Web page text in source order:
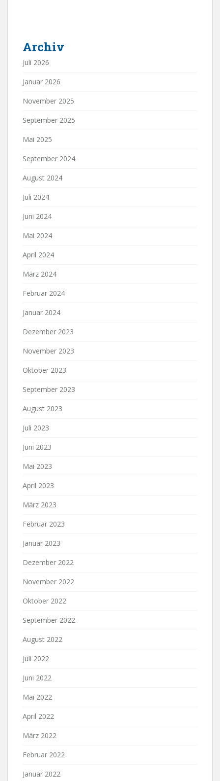
Archiv
Juli 2026
Januar 2026
November 2025
September 2025
Mai 2025
September 2024
August 2024
Juli 2024
Juni 2024
Mai 2024
April 2024
März 2024
Februar 2024
Januar 2024
Dezember 2023
November 2023
Oktober 2023
September 2023
August 2023
Juli 2023
Juni 2023
Mai 2023
April 2023
März 2023
Februar 2023
Januar 2023
Dezember 2022
November 2022
Oktober 2022
September 2022
August 2022
Juli 2022
Juni 2022
Mai 2022
April 2022
März 2022
Februar 2022
Januar 2022